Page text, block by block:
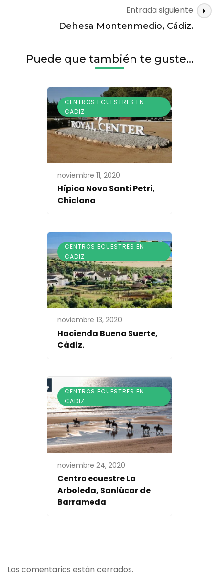
Entrada siguiente
Dehesa Montenmedio, Cádiz.
Puede que también te guste...
CENTROS ECUESTRES EN
CADIZ
noviembre 11, 2020
Hípica Novo Santi Petri,
Chiclana
CENTROS ECUESTRES EN
CADIZ
noviembre 13, 2020
Hacienda Buena Suerte,
Cádiz.
CENTROS ECUESTRES EN
CADIZ
noviembre 24, 2020
Centro ecuestre La
Arboleda, Sanlúcar de
Barrameda
Los comentarios están cerrados.